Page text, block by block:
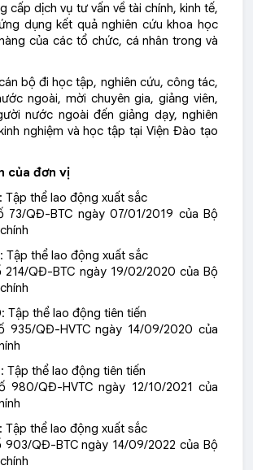
cấp dịch vụ tư vấn về tài chính, kinh tế,
dụng kết quả nghiên cứu khoa học
của các tổ chức, cá nhân trong và
bộ đi học tập, nghiên cứu, công tác,
ngoài, mời chuyên gia, giảng viên,
nước ngoài đến giảng dạy, nghiên
nghiệm và học tập tại Viện Đào tạo
của đơn vị
Tập thể lao động xuất sắc
73/QĐ-BTC ngày 07/01/2019 của Bộ
Tập thể lao động xuất sắc
214/QĐ-BTC ngày 19/02/2020 của Bộ
Tập thể lao động tiên tiến
935/QĐ-HVTC ngày 14/09/2020 của
Tập thể lao động tiên tiến
980/QĐ-HVTC ngày 12/10/2021 của
Tập thể lao động xuất sắc
903/QĐ-BTC ngày 14/09/2022 của Bộ